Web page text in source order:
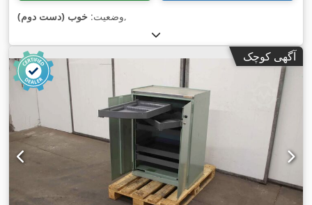
وضعیت: خوب (دست دوم) ,
آگهی کوچک